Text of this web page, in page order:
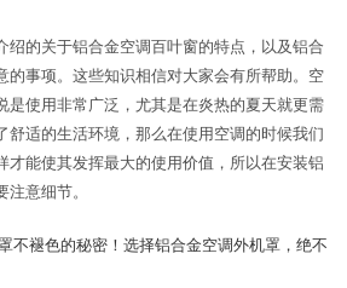
的关于铝合金空调百叶窗的特点，以及铝合
的事项。这些知识相信对大家会有所帮助。空
是使用非常广泛，尤其是在炎热的夏天就更需
舒适的生活环境，那么在使用空调的时候我们
才能使其发挥最大的使用价值，所以在安装铝
注意细节。
不褪色的秘密！选择铝合金空调外机罩，绝不